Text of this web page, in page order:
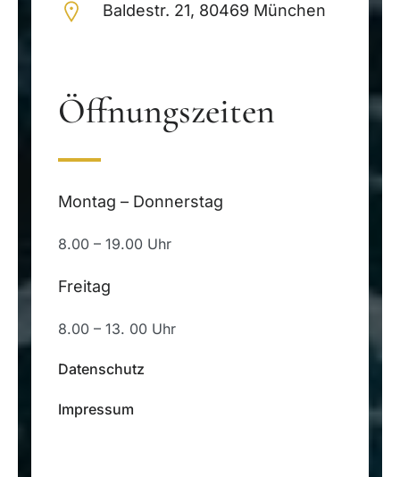
Baldestr. 21, 80469 München
Öffnungszeiten
Montag – Donnerstag
8.00 – 19.00 Uhr
Freitag
8.00 – 13. 00 Uhr
Datenschutz
Impressum